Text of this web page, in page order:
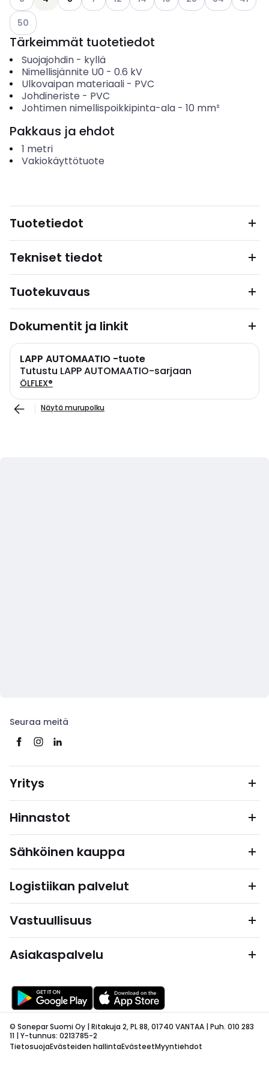
Katso käytettävissä olevat vaihtoehdot
50
Tärkeimmät tuotetiedot
Suojajohdin- kyllä
Nimellisjännite U0 - 0.6 kV
Ulkovaipan materiaali- PVC
Johdineriste - PVC
Johtimen nimellispoikkipinta-ala- 10 mm²
Pakkaus ja ehdot
1 metri
Vakiokäyttötuote
Tuotetiedot
Tekniset tiedot
Tuotekuvaus
Dokumentit ja linkit
LAPP AUTOMAATIO -tuote
Tutustu LAPP AUTOMAATIO-sarjaan
ÖLFLEX®
Näytä murupolku
Seuraa meitä
Yritys
Hinnastot
Sähköinen kauppa
Logistiikan palvelut
Vastuullisuus
Asiakaspalvelu
© Sonepar Suomi Oy | Ritakuja 2, PL 88, 01740 VANTAA | Puh. 010 283
11 | Y-tunnus: 0213785-2
TietosuojaEvästeiden hallintaEvästeetMyyntiehdot